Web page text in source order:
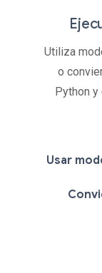
Utiliza
o
Python
Usar